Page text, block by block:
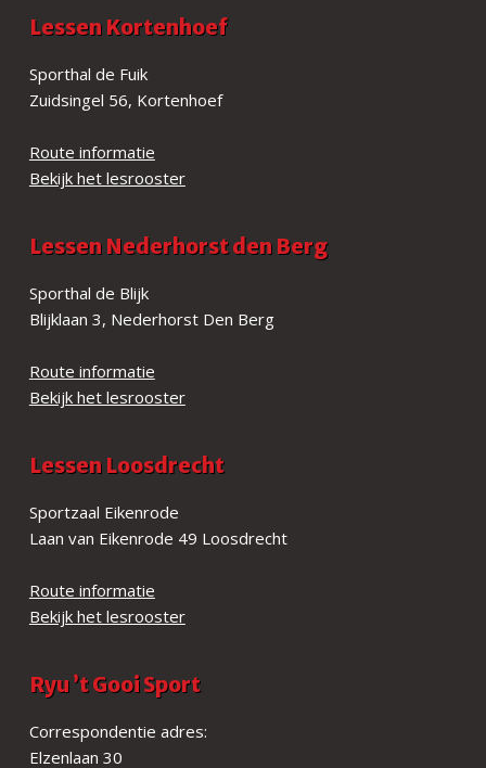
Lessen Kortenhoef
Sporthal de Fuik
Zuidsingel 56, Kortenhoef
Route informatie
Bekijk het lesrooster
Lessen Nederhorst den Berg
Sporthal de Blijk
Blijklaan 3, Nederhorst Den Berg
Route informatie
Bekijk het lesrooster
Lessen Loosdrecht
Sportzaal Eikenrode
Laan van Eikenrode 49 Loosdrecht
Route informatie
Bekijk het lesrooster
Ryu ’t Gooi Sport
Correspondentie adres:
Elzenlaan 30